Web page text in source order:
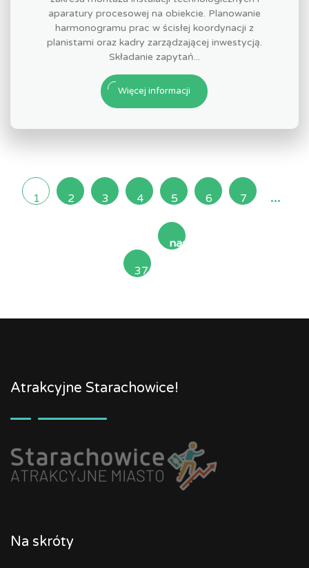
aparatury procesowej na obiekcie. Planowanie
harmonogramu prac w ścisłej koordynacji z
planistami oraz kadry zarządzającej inwestycją.
Składanie zapytań...
Więcej informacji
1 2 3 4 5 6 7 ...
37
następna
Atrakcyjne Starachowice!
Na skróty